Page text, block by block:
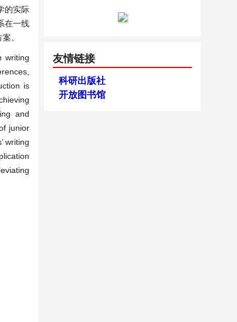
的实际
在一线
。
writing
is
and
junior
writing
友情链接
科研出版社
开放图书馆